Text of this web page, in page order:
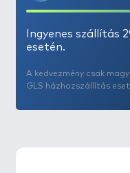
Ingyenes szállítás
esetén.
A kedvezmény csak
GLS házhozszállítás